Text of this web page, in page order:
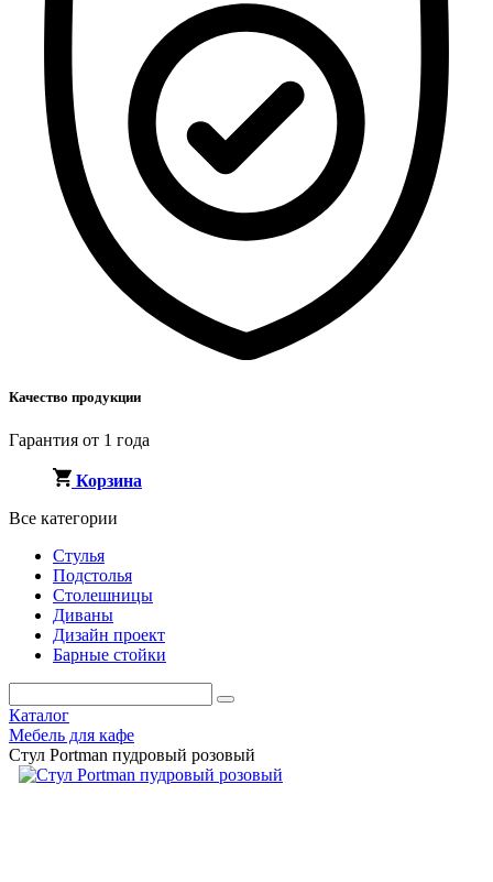
Качество продукции
Гарантия от 1 года
Корзина
Все категории
Стулья
Подстолья
Столешницы
Диваны
Дизайн проект
Барные стойки
Каталог
Мебель для кафе
Стул Portman пудровый розовый